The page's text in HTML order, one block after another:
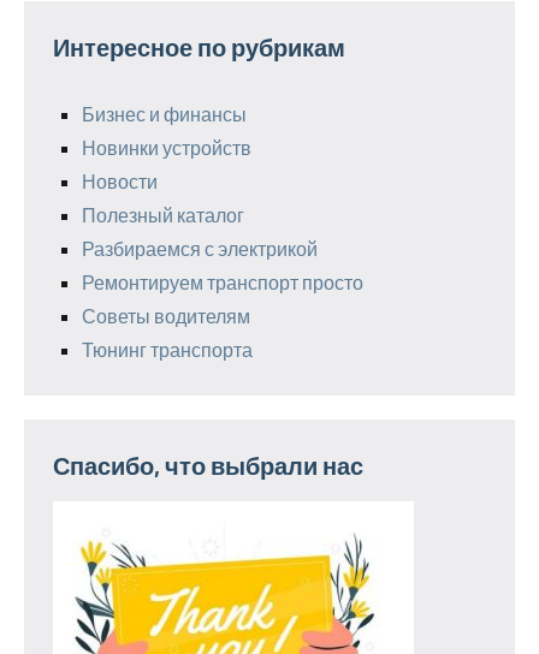
Интересное по рубрикам
Бизнес и финансы
Новинки устройств
Новости
Полезный каталог
Разбираемся с электрикой
Ремонтируем транспорт просто
Советы водителям
Тюнинг транспорта
Спасибо, что выбрали нас